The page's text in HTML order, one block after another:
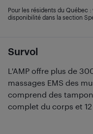
Survol
L'AMP offre plus de
massages EMS des
comprend des
complet du corps et
Pour les résidents du Québec
disponibilité dans la section